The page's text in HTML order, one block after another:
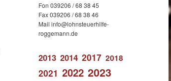
Fon 039206 / 68 38 45
Fax 039206 / 68 38 46
Mail info@lohnsteuerhilfe-
roggemann.de
2013 2014 2017 2018
2021 2022 2023